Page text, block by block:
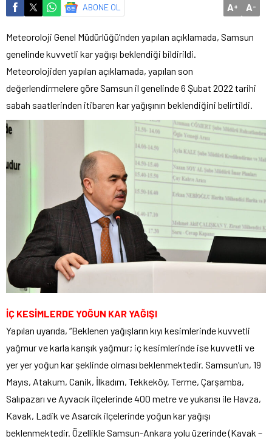
ABONE OL A+ A-
Meteoroloji Genel Müdürlüğü’nden yapılan açıklamada, Samsun
genelinde kuvvetli kar yağışı beklendiği bildirildi.
Meteorolojiden yapılan açıklamada, yapılan son
değerlendirmelere göre Samsun il genelinde 6 Şubat 2022 tarihi
sabah saatlerinden itibaren kar yağışının beklendiğini belirtildi.
İÇ KESİMLERDE YOĞUN KAR YAĞIŞI
Yapılan uyarıda, “Beklenen yağışların kıyı kesimlerinde kuvvetli
yağmur ve karla karışık yağmur; iç kesimlerinde ise kuvvetli ve
yer yer yoğun kar şeklinde olması beklenmektedir. Samsun’un, 19
Mayıs, Atakum, Canik, İlkadım, Tekkeköy, Terme, Çarşamba,
Salıpazarı ve Ayvacık ilçelerinde 400 metre ve yukarısı ile Havza,
Kavak, Ladik ve Asarcık ilçelerinde yoğun kar yağışı
beklenmektedir. Özellikle Samsun-Ankara yolu üzerinde (Kavak –